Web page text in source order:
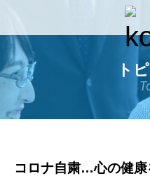
ト
コロナ自粛…心の健